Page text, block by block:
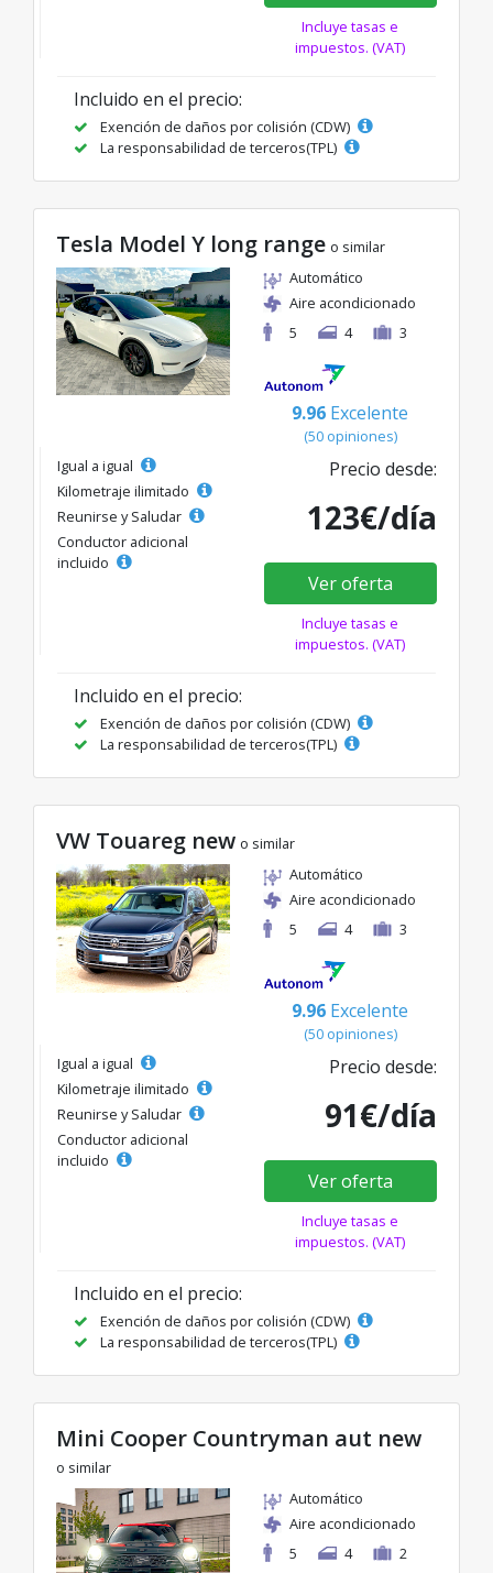
Incluye tasas e
impuestos. (VAT)
Incluido en el precio:
Exención de daños por colisión (CDW)
La responsabilidad de terceros(TPL)
Tesla Model Y long range o similar
Automático
Aire acondicionado
5
4 3
9.96 Excelente
(50 opiniones)
Igual a igual
Kilometraje ilimitado
Reunirse y Saludar
Conductor adicional
incluido
Precio desde:
123€/día
Ver oferta
Incluye tasas e
impuestos. (VAT)
Incluido en el precio:
Exención de daños por colisión (CDW)
La responsabilidad de terceros(TPL)
VW Touareg new o similar
Automático
Aire acondicionado
5
4 3
9.96 Excelente
(50 opiniones)
Igual a igual
Kilometraje ilimitado
Reunirse y Saludar
Conductor adicional
incluido
Precio desde:
91€/día
Ver oferta
Incluye tasas e
impuestos. (VAT)
Incluido en el precio:
Exención de daños por colisión (CDW)
La responsabilidad de terceros(TPL)
Mini Cooper Countryman aut new
o similar
Automático
Aire acondicionado
5
4 2